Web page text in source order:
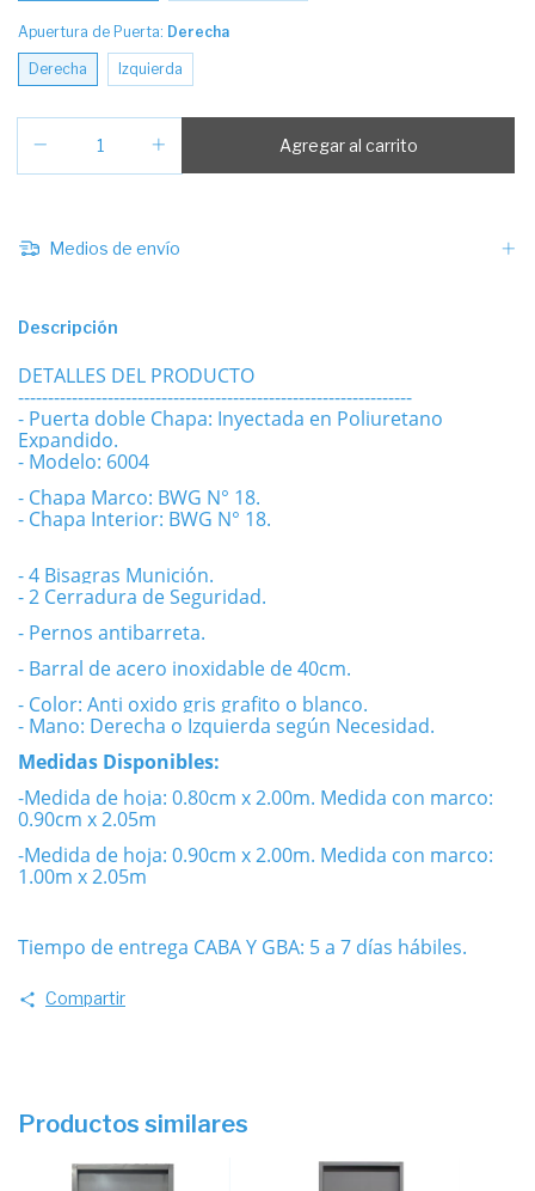
Apuertura de Puerta: Derecha
Derecha Izquierda
Medios de envío
Descripción
DETALLES DEL PRODUCTO
------------------------------------------------------------------
- Puerta doble Chapa: Inyectada en Poliuretano
Expandido.
- Modelo: 6004
- Chapa Marco: BWG N° 18.
- Chapa Interior: BWG N° 18.
- 4 Bisagras Munición.
- 2 Cerradura de Seguridad.
- Pernos antibarreta.
- Barral de acero inoxidable de 40cm.
- Color: Anti oxido gris grafito o blanco.
- Mano: Derecha o Izquierda según Necesidad.
Medidas Disponibles:
-Medida de hoja: 0.80cm x 2.00m. Medida con marco:
0.90cm x 2.05m
-Medida de hoja: 0.90cm x 2.00m. Medida con marco:
1.00m x 2.05m
Tiempo de entrega CABA Y GBA: 5 a 7 días hábiles.
Compartir
Productos similares